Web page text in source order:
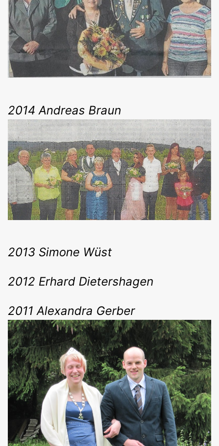
2014 Andreas Braun
2013 Simone Wüst
2012 Erhard Dietershagen
2011 Alexandra Gerber